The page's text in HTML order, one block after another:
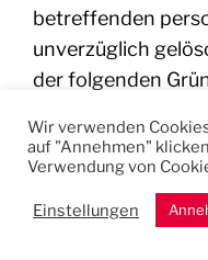
betreffenden
unverzüglich
der folgenden
Die
für solche
sonstige
Wir verwenden
auf "Annehmen"
Verwendung von
Einstellungen